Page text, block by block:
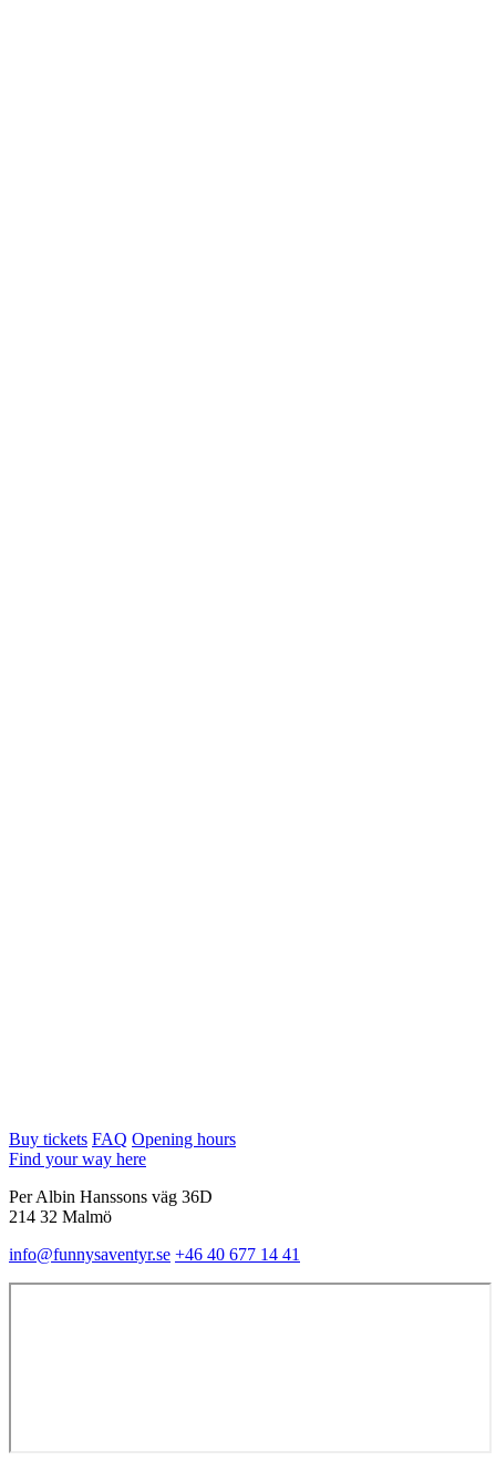
Buy tickets FAQ Opening hours
Find your way here
Per Albin Hanssons väg 36D
214 32 Malmö
info@funnysaventyr.se +46 40 677 14 41